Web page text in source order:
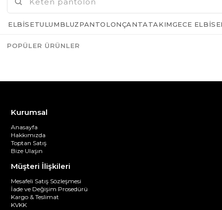
Kurumsal
Anasayfa
Hakkımızda
Toptan Satış
Bize Ulaşın
Müşteri İlişkileri
Mesafeli Satış Sözleşmesi
İade ve Değişim Prosedürü
Kargo & Teslimat
KVKK
ELBISETULUMBLUZPANTOLONÇANTATAKIMGECE
POPÜLER ÜRÜNLER